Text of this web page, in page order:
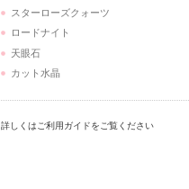
スターローズクォーツ
ロードナイト
天眼石
カット水晶
詳しくはご利用ガイドをご覧ください